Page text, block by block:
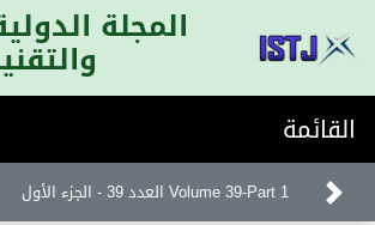
المجلة
القائمة
Volume 39-Part 1 العدد 39 - الجزء الأول